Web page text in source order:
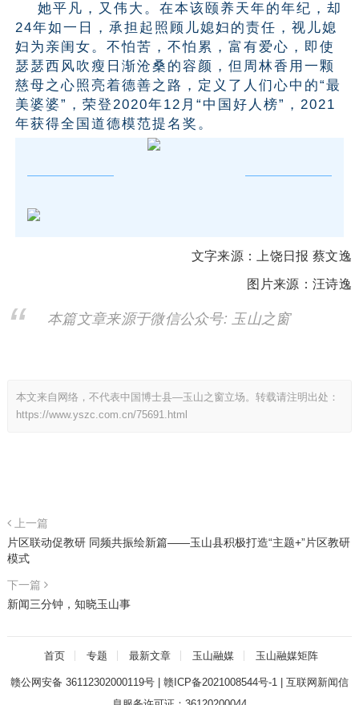
她平凡，又伟大。在本该颐养天年的年纪，却
24年如一日，承担起照顾儿媳妇的责任，视儿媳
妇为亲闺女。不怕苦，不怕累，富有爱心，即使
瑟瑟西风吹瘦日渐沧桑的容颜，但周林香用一颗
慈母之心照亮着德善之路，定义了人们心中的“最
美婆婆”，荣登2020年12月“中国好人榜”，2021
年获得全国道德模范提名奖。
文字来源：上饶日报 蔡文逸
图片来源：汪诗逸
本篇文章来源于微信公众号: 玉山之窗
本文来自网络，不代表中国博士县—玉山之窗立场。转载请注明出处：
https://www.yszc.com.cn/75691.html
上一篇
片区联动促教研 同频共振绘新篇——玉山县积极打造“主题+”片区教研
模式
下一篇
新闻三分钟，知晓玉山事
首页 专题 最新文章 玉山融媒 玉山融媒矩阵
赣公网安备 36112302000119号| 赣ICP备2021008544号-1| 互联网新闻信